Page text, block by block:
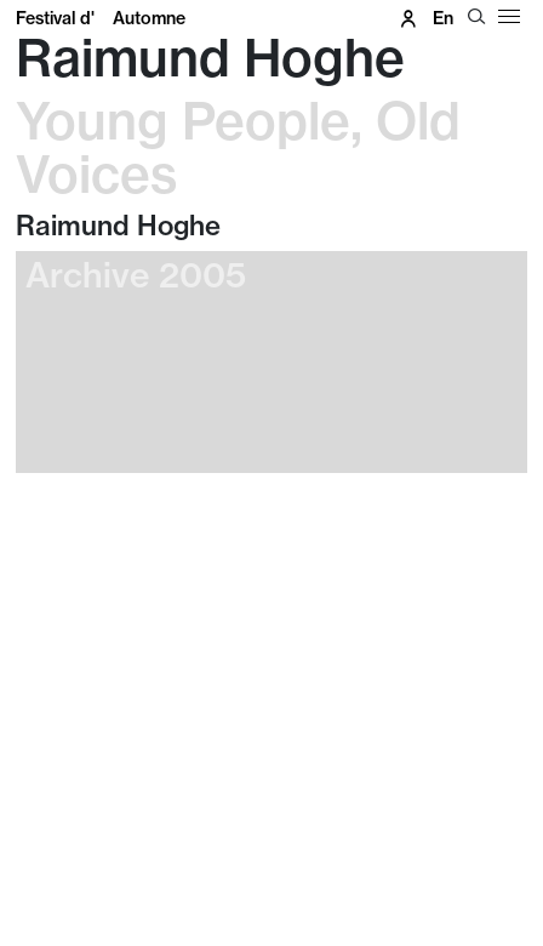
Festival d' Automne En
Raimund Hoghe
Young People, Old
Voices
Raimund Hoghe